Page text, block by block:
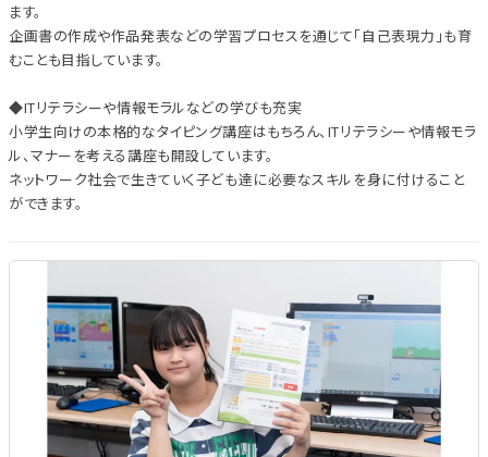
ます。
企画書の作成や作品発表などの学習プロセスを通じて「自己表現力」も育
むことも目指しています。
◆ITリテラシーや情報モラルなどの学びも充実
小学生向けの本格的なタイピング講座はもちろん、ITリテラシーや情報モラ
ル、マナーを考える講座も開設しています。
ネットワーク社会で生きていく子ども達に必要なスキルを身に付けること
ができます。